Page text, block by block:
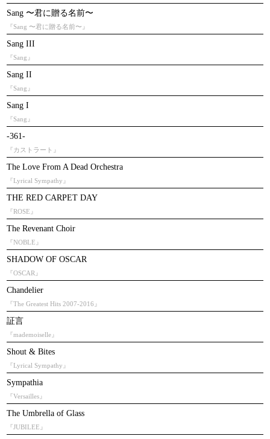
Sang 〜君に贈る名前〜
『Sang 〜君に贈る名前〜』
Sang III
『Sang』
Sang II
『Sang』
Sang I
『Sang』
-361-
『カストラート』
The Love From A Dead Orchestra
『Lyrical Sympathy』
THE RED CARPET DAY
『ROSE』
The Revenant Choir
『NOBLE』
SHADOW OF OSCAR
『OSCAR』
Chandelier
『The Greatest Hits 2007-2016』
証言
『mademoiselle』
Shout & Bites
『Lyrical Sympathy』
Sympathia
『Versailles』
The Umbrella of Glass
『JUBILEE』